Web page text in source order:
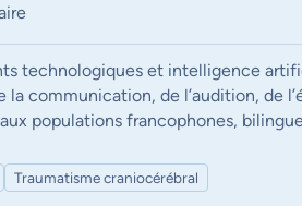
technologiques et intelligence
la communication, de l’audition, de
populations francophones,
Traumatisme craniocérébral